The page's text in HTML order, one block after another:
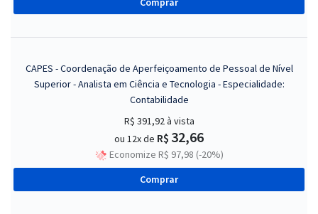
CAPES - Coordenação de Aperfeiçoamento de Pessoal de Nível
Superior - Analista em Ciência e Tecnologia - Especialidade:
Contabilidade
R$ 391,92à vista
ou 12x de R$ 32,66
Economize R$ 97,98 (-20%)
Comprar